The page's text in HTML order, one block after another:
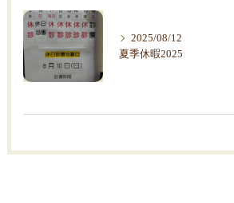
2025/08/12
夏季休暇2025